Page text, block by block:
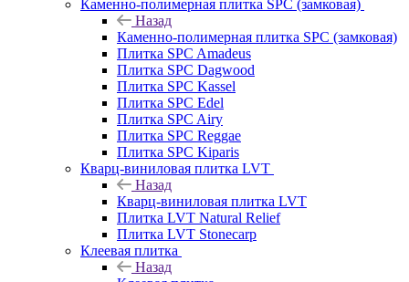
Каменно-полимерная плитка SPC (замковая)
Назад
Каменно-полимерная плитка SPC (замковая)
Плитка SPC Amadeus
Плитка SPC Dagwood
Плитка SPC Kassel
Плитка SPC Edel
Плитка SPC Airy
Плитка SPC Reggae
Плитка SPC Kiparis
Кварц-виниловая плитка LVT
Назад
Кварц-виниловая плитка LVT
Плитка LVT Natural Relief
Плитка LVT Stonecarp
Клеевая плитка
Назад